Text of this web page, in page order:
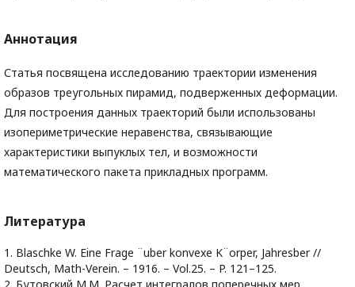
Аннотация
Статья посвящена исследованию траектории изменения
образов треугольных пирамид, подверженных деформации.
Для построения данных траекторий были использованы
изопериметрические неравенства, связывающие
характеристики выпуклых тел, и возможности
математического пакета прикладных программ.
Литература
1. Blaschke W. Eine Frage ¨uber konvexe K¨orper, Jahresber //
Deutsch, Math-Verein. – 1916. – Vol.25. – P. 121–125.